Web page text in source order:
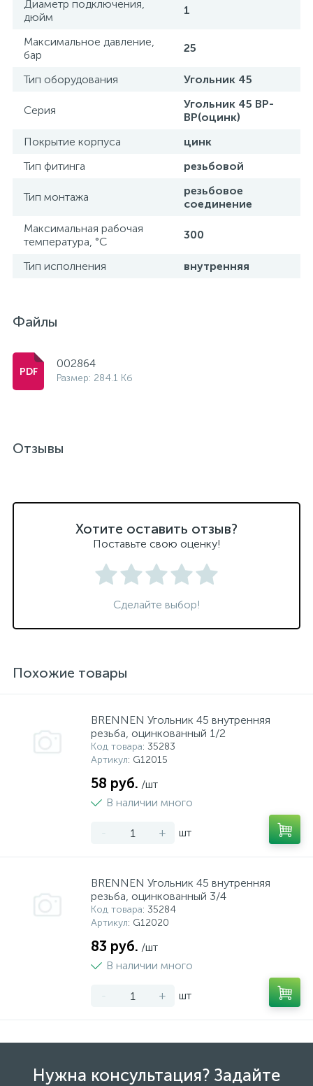
Диаметр подключения,
дюйм
1
Максимальное давление,
бар
25
Тип оборудования Угольник 45
Серия
Угольник 45 ВР-
ВР(оцинк)
Покрытие корпуса
цинк
Тип фитинга
резьбовой
Тип монтажа
резьбовое
соединение
Максимальная рабочая
температура, °С
300
Тип исполнения внутренняя
Файлы
002864
Размер: 284.1 Кб
Отзывы
Хотите оставить отзыв?
Поставьте свою оценку!
Сделайте выбор!
Похожие товары
BRENNEN Угольник 45 внутренняя
резьба, оцинкованный 1/2
Код товара: 35283
Артикул: G12015
58 руб. /шт
В наличии много
- + шт
BRENNEN Угольник 45 внутренняя
резьба, оцинкованный 3/4
Код товара: 35284
Артикул: G12020
83 руб. /шт
В наличии много
- + шт
Нужна консультация? Задайте